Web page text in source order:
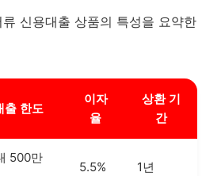
신용대출 상품의 특성을 요약한
출 한도
이자
율
상환 기
간
500만
5.5% 1년